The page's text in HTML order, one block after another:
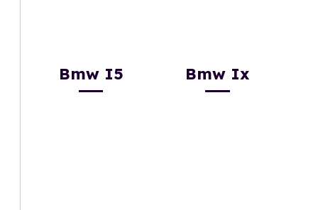
Bmw I5 Bmw Ix